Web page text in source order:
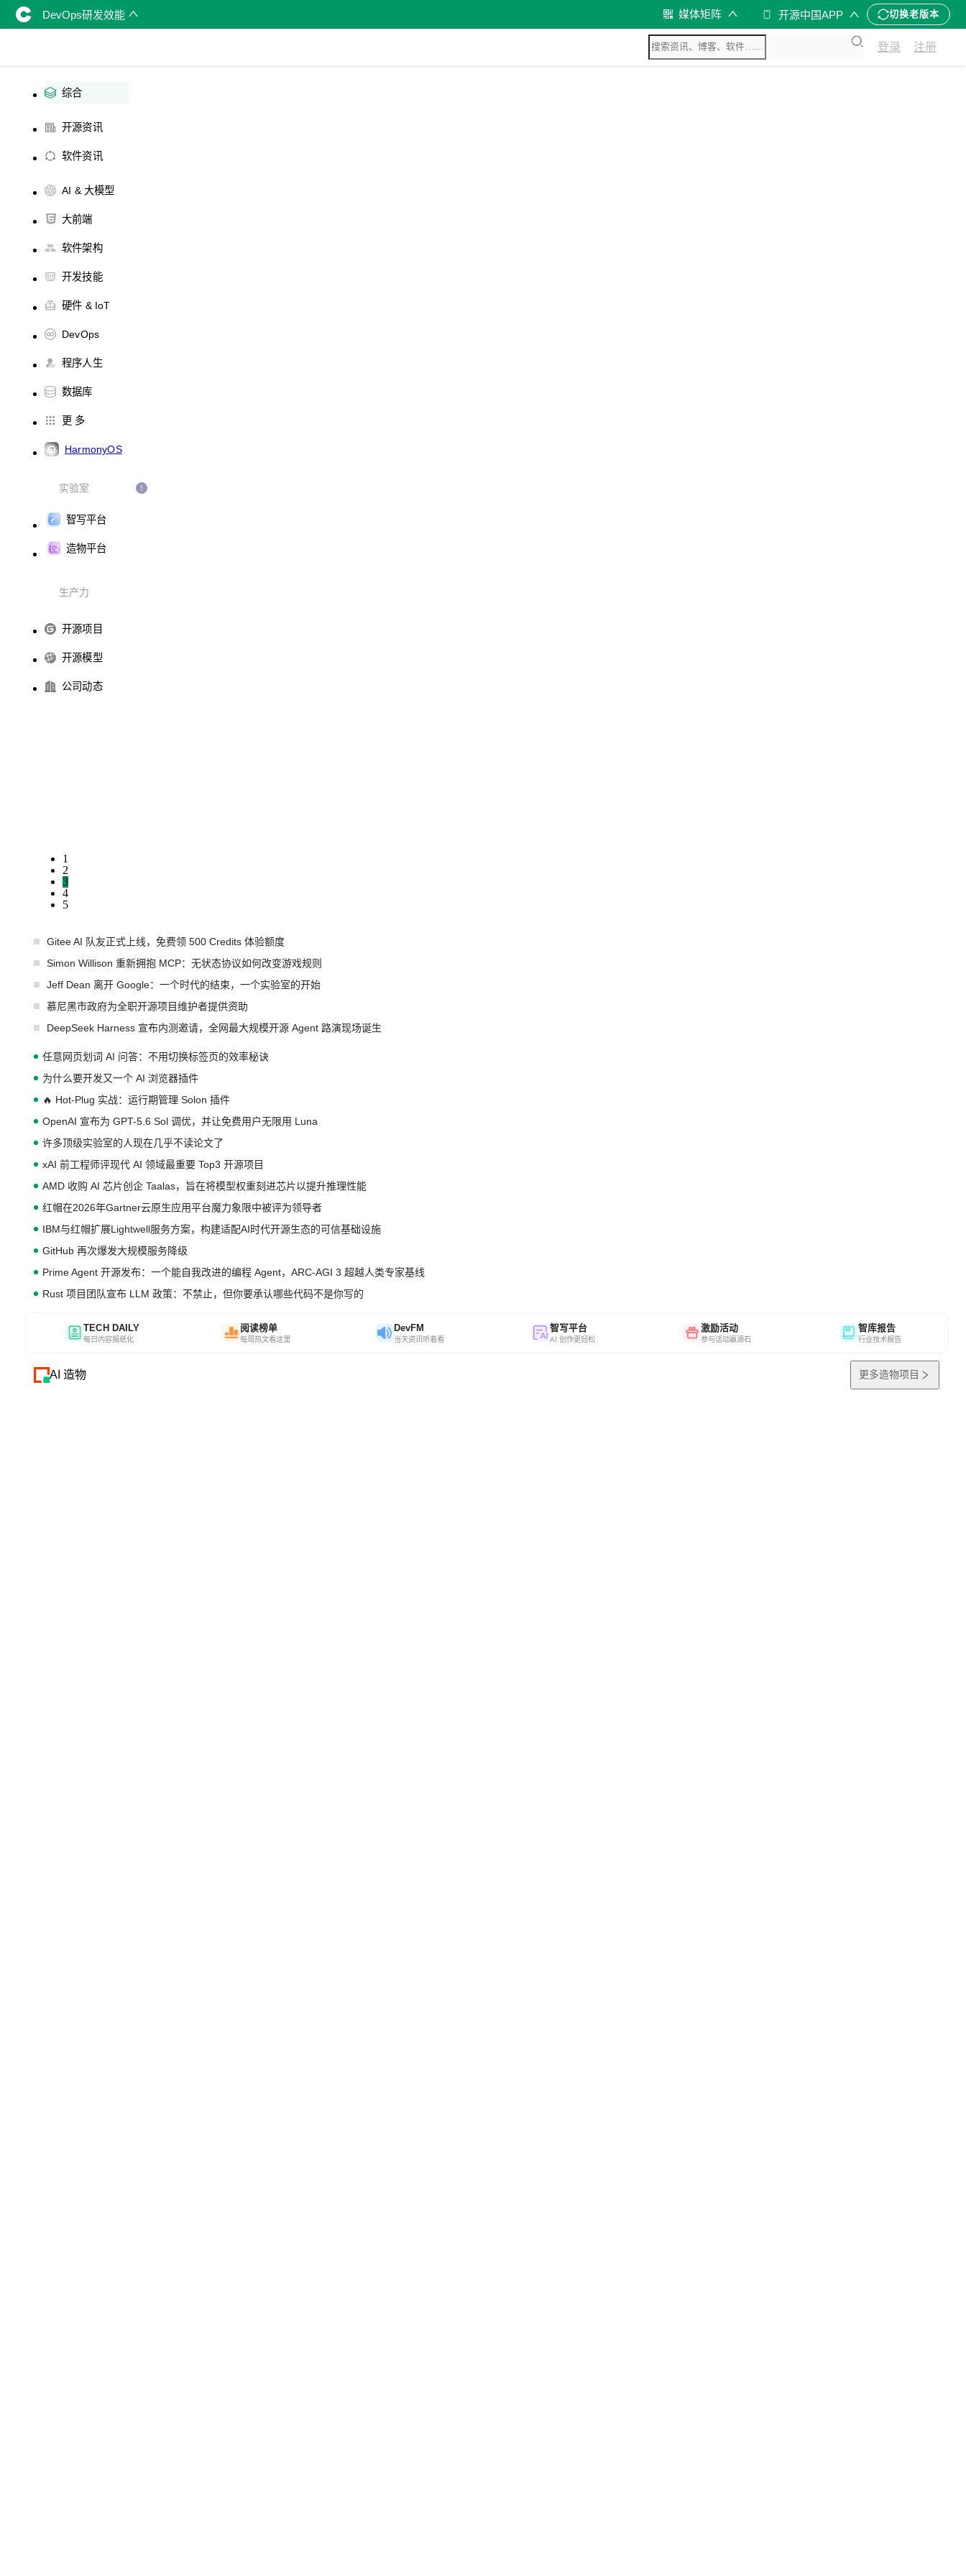
DevOps研发效能 媒体矩阵 开源中国APP 切换老版本
登录 注册
综合
开源资讯
软件资讯
AI & 大模型
大前端
软件架构
开发技能
硬件 & IoT
DevOps
程序人生
数据库
更 多
HarmonyOS
实验室
智写平台
造物平台
生产力
开源项目
开源模型
公司动态
1
2
3
4
5
Gitee AI 队友正式上线，免费领 500 Credits 体验额度
Simon Willison 重新拥抱 MCP：无状态协议如何改变游戏规则
Jeff Dean 离开 Google：一个时代的结束，一个实验室的开始
慕尼黑市政府为全职开源项目维护者提供资助
DeepSeek Harness 宣布内测邀请，全网最大规模开源 Agent 路演现场诞生
任意网页划词 AI 问答：不用切换标签页的效率秘诀
为什么要开发又一个 AI 浏览器插件
🔥 Hot-Plug 实战：运行期管理 Solon 插件
OpenAI 宣布为 GPT-5.6 Sol 调优，并让免费用户无限用 Luna
许多顶级实验室的人现在几乎不读论文了
xAI 前工程师评现代 AI 领域最重要 Top3 开源项目
AMD 收购 AI 芯片创企 Taalas，旨在将模型权重刻进芯片以提升推理性能
红帽在2026年Gartner云原生应用平台魔力象限中被评为领导者
IBM与红帽扩展Lightwell服务方案，构建适配AI时代开源生态的可信基础设施
GitHub 再次爆发大规模服务降级
Prime Agent 开源发布：一个能自我改进的编程 Agent，ARC-AGI 3 超越人类专家基线
Rust 项目团队宣布 LLM 政策：不禁止，但你要承认哪些代码不是你写的
TECH DAILY
每日内容报纸化
阅读榜单
每周热文看这里
DevFM
当天资讯听着看
智写平台
AI 创作更轻松
激励活动
参与活动赢源石
智库报告
行业技术报告
AI 造物 更多造物项目